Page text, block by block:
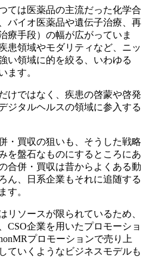
ては医薬品の主流だった化学合
バイオ医薬品や遺伝子治療、再
療手段）の幅が広がっていま
患領域やモダリティなど、ニッ
い領域に的を絞る、いわゆる
ます。
けではなく、疾患の啓蒙や啓発
ジタルヘルスの領域に参入する
・買収の狙いも、そうした戦略
を盤石なものにするところにあ
合併・買収は昔からよくある動
ん、日系企業もそれに追随する
す。
リソースが限られているため、
CSO企業を用いたプロモーショ
プロモーションで売り上
ていくようなビジネスモデルも